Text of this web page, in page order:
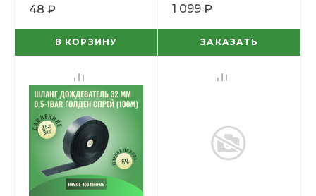
48 ₽
В КОРЗИНУ
1 099 ₽
ЗАКАЗАТЬ